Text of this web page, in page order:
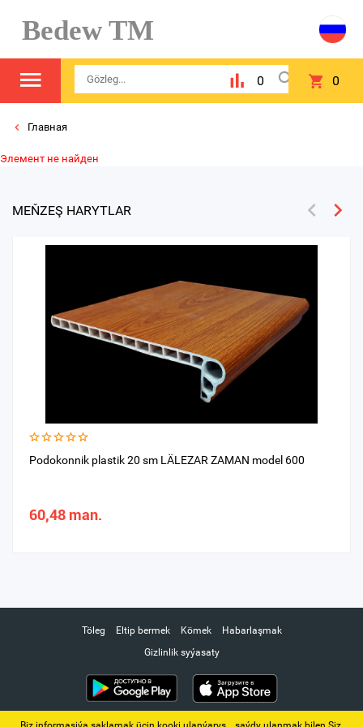
Bedew TM
0 0
Главная
Элемент не найден
MEŇZEŞ HARYTLAR
Podokonnik plastik 20 sm LÄLEZAR ZAMAN model 600
60,48 man.
Töleg Eltip bermek Kömek
Habarlaşmak
Gizlinlik syýasaty